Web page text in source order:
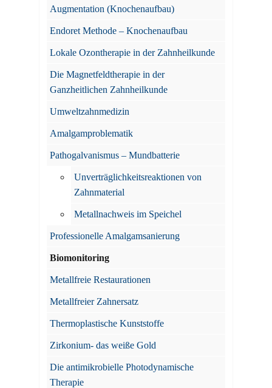
Augmentation (Knochenaufbau)
Endoret Methode – Knochenaufbau
Lokale Ozontherapie in der Zahnheilkunde
Die Magnetfeldtherapie in der
Ganzheitlichen Zahnheilkunde
Umweltzahnmedizin
Amalgamproblematik
Pathogalvanismus – Mundbatterie
Unverträglichkeitsreaktionen von
Zahnmaterial
Metallnachweis im Speichel
Professionelle Amalgamsanierung
Biomonitoring
Metallfreie Restaurationen
Metallfreier Zahnersatz
Thermoplastische Kunststoffe
Zirkonium- das weiße Gold
Die antimikrobielle Photodynamische
Therapie